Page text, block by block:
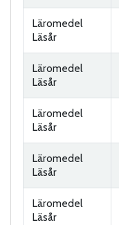
Läromedel
Läsår
Läromedel
Läsår
Läromedel
Läsår
Läromedel
Läsår
Läromedel
Läsår